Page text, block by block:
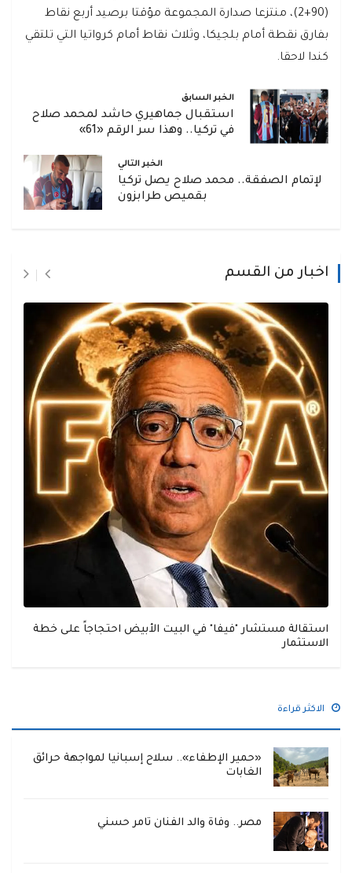
(90+2)، منتزعا صدارة المجموعة مؤقتا برصيد أربع نقاط
بفارق نقطة أمام بلجيكا، وثلاث نقاط أمام كرواتيا التي تلتقي
كندا لاحقا.
الخبر السابق
استقبال جماهيري حاشد لمحمد صلاح
في تركيا.. وهذا سر الرقم «61»
الخبر التالي
لإتمام الصفقة.. محمد صلاح يصل تركيا
بقميص طرابزون
اخبار من القسم
استقالة مستشار "فيفا" في البيت الأبيض احتجاجاً على خطة
الاستثمار
الاكثر قراءة
«حمير الإطفاء».. سلاح إسبانيا لمواجهة حرائق
الغابات
مصر.. وفاة والد الفنان تامر حسني